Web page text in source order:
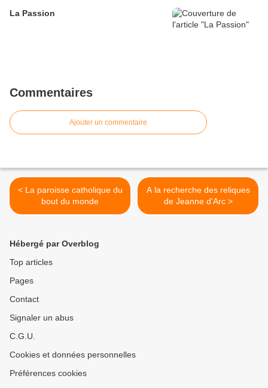
La Passion
Commentaires
Ajouter un commentaire
< La paroisse catholique du
bout du monde
A la recherche des reliques
de Jeanne d'Arc >
Hébergé par Overblog
Top articles
Pages
Contact
Signaler un abus
C.G.U.
Cookies et données personnelles
Préférences cookies